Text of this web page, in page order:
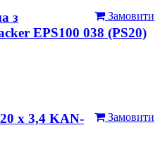
Замовити
з
EPS100 038 (PS20)
Замовити
х 3,4 KAN-